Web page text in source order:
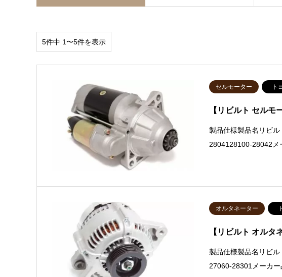
5件中 1〜5件を表示
セルモーター ト
【リビルト セルモ
製品仕様製品名リビ
2804128100-28042
オルタネーター
【リビルト オルタ
製品仕様製品名リビ
27060-28301メーカ